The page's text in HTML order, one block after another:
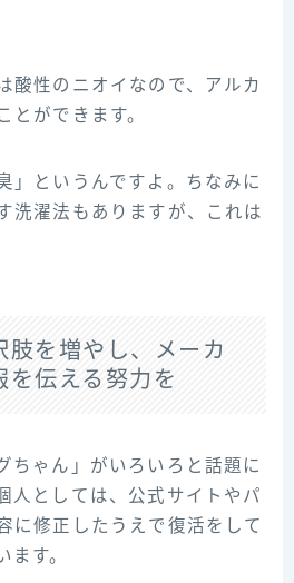
酸性のニオイなので、アルカ
とができます。
」というんですよ。ちなみに
洗濯法もありますが、これは
肢を増やし、メーカ
を伝える努力を
ゃん」がいろいろと話題に
人としては、公式サイトやパ
に修正したうえで復活をして
ます。